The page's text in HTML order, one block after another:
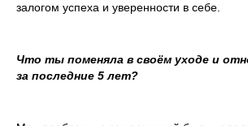
залогом успеха и уверенности в себе.
Что ты поменяла в своём уходе и
за последние 5 лет?